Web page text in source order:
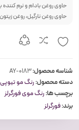
حاوی روغن بادام و نرم
حاوی روغن نارگیل، روغن
شناسه محصول:AY-0183
دسته محصول:رنگ مو تیوپی
برچسب ها:رنگ موی فورگرلز
برند:فورگرلز